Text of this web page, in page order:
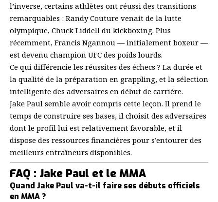
l’inverse, certains athlètes ont réussi des transitions
remarquables : Randy Couture venait de la lutte
olympique, Chuck Liddell du kickboxing. Plus
récemment, Francis Ngannou — initialement boxeur —
est devenu champion UFC des poids lourds.
Ce qui différencie les réussites des échecs ? La durée et
la qualité de la préparation en grappling, et la sélection
intelligente des adversaires en début de carrière.
Jake Paul semble avoir compris cette leçon. Il prend le
temps de construire ses bases, il choisit des adversaires
dont le profil lui est relativement favorable, et il
dispose des ressources financières pour s’entourer des
meilleurs entraîneurs disponibles.
FAQ : Jake Paul et le MMA
Quand Jake Paul va-t-il faire ses débuts officiels
en MMA ?